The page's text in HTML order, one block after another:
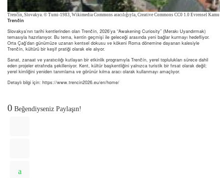
Trenčín, Slovakya. © Tumi-1983, Wikimedia Commons aracılığıyla, Creative Commons CC0 1.0 Evrensel Kamu
Trenčín
Slovakya’nın tarihi kentlerinden olan Trenčín, 2026’ya “Awakening Curiosity” (Merakı Uyandırmak)
temasıyla hazırlanıyor. Bu tema, kentin geçmişi ile geleceği arasında yeni bağlar kurmayı hedefliyor.
Orta Çağ’dan günümüze uzanan kentsel dokusu ve kökeni Roma dönemine dayanan kalesiyle
Trenčín, kültürü bir keşif pratiği olarak ele alıyor.
Sanat, zanaat ve yaratıcılığı kutlayan bir etkinlik programıyla Trenčín, yerel toplulukları sürece dahil
eden projeler etrafında şekilleniyor. Kent, kültür başkentliğini yalnızca turistik bir fırsat olarak değil;
yerel kimliğini yeniden tanımlama ve görünür kılma aracı olarak kullanmayı amaçlıyor.
Detaylı bilgi için: https://www.trencin2026.eu/en/home/
0 Beğendiyseniz Paylaşın!